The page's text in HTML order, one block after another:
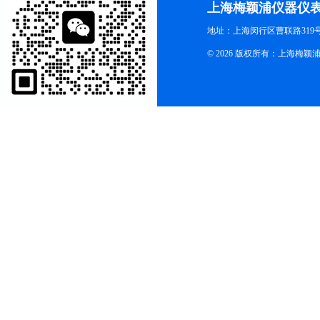
上海梅颖浦仪器仪
地址：上海闵行区曹联路319
© 2026 版权所有：上海梅颖